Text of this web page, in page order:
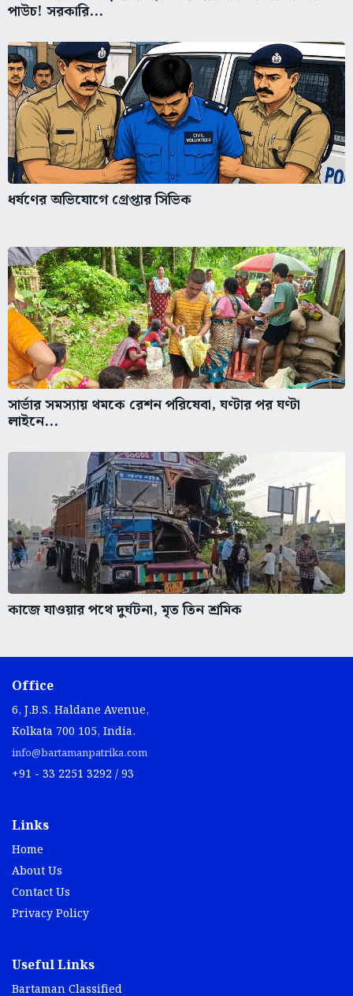
পাউচ! সরকারি...
ধর্ষণের অভিযোগে গ্রেপ্তার সিভিক
সার্ভার সমস্যায় থমকে রেশন পরিষেবা, ঘণ্টার পর ঘণ্টা
লাইনে...
কাজে যাওয়ার পথে দুর্ঘটনা, মৃত তিন শ্রমিক
Office
6, J.B.S. Haldane Avenue,
Kolkata 700 105, India.
info@bartamanpatrika.com
+91 - 33 2251 3292 / 93
Links
Home
About Us
Contact Us
Privacy Policy
Useful Links
Bartaman Classified